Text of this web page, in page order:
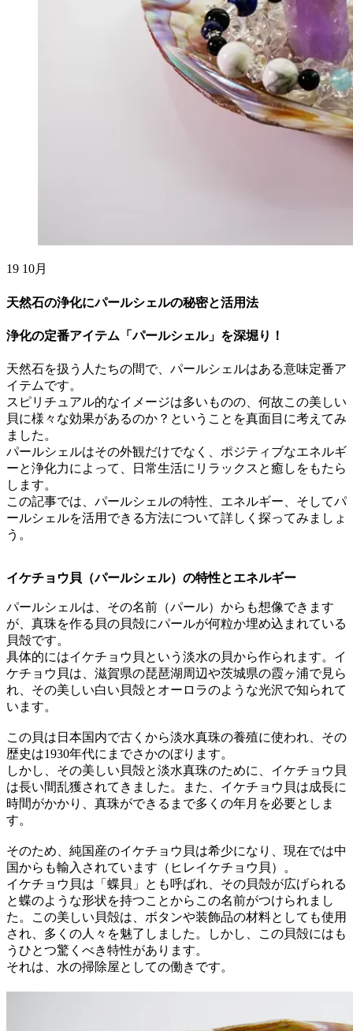
19 10月
天然石の浄化にパールシェルの秘密と活用法
浄化の定番アイテム「パールシェル」を深堀り！
天然石を扱う人たちの間で、パールシェルはある意味定番ア
イテムです。
スピリチュアル的なイメージは多いものの、何故この美しい
貝に様々な効果があるのか？ということを真面目に考えてみ
ました。
パールシェルはその外観だけでなく、ポジティブなエネルギ
ーと浄化力によって、日常生活にリラックスと癒しをもたら
します。
この記事では、パールシェルの特性、エネルギー、そしてパ
ールシェルを活用できる方法について詳しく探ってみましょ
う。
イケチョウ貝（パールシェル）の特性とエネルギー
パールシェルは、その名前（パール）からも想像できます
が、真珠を作る貝の貝殻にパールが何粒か埋め込まれている
貝殻です。
具体的にはイケチョウ貝という淡水の貝から作られます。イ
ケチョウ貝は、滋賀県の琵琶湖周辺や茨城県の霞ヶ浦で見ら
れ、その美しい白い貝殻とオーロラのような光沢で知られて
います。
この貝は日本国内で古くから淡水真珠の養殖に使われ、その
歴史は1930年代にまでさかのぼります。
しかし、その美しい貝殻と淡水真珠のために、イケチョウ貝
は長い間乱獲されてきました。また、イケチョウ貝は成長に
時間がかかり、真珠ができるまで多くの年月を必要としま
す。
そのため、純国産のイケチョウ貝は希少になり、現在では中
国からも輸入されています（ヒレイケチョウ貝）。
イケチョウ貝は「蝶貝」とも呼ばれ、その貝殻が広げられる
と蝶のような形状を持つことからこの名前がつけられまし
た。この美しい貝殻は、ボタンや装飾品の材料としても使用
され、多くの人々を魅了しました。しかし、この貝殻にはも
うひとつ驚くべき特性があります。
それは、水の掃除屋としての働きです。